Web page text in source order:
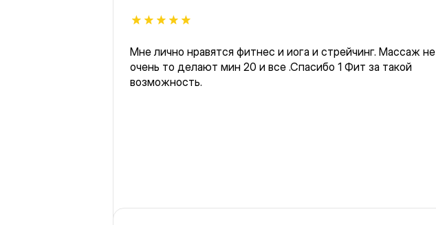
Мне лично нравятся фитнес и иога и стрейчинг. Массаж не
очень то делают мин 20 и все .Спасибо 1 Фит за такой
возможность.